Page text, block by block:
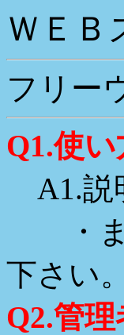
ＷＥＢ
フリー
Q1.使
A1.説
・ま
下さい。
Q2.管